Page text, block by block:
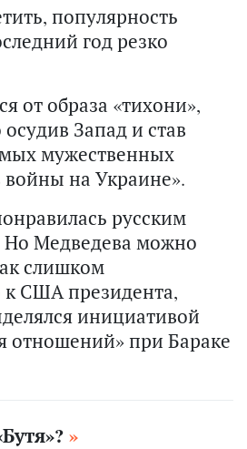
популярность
год резко
от образа «тихони»,
Запад и став
мужественных
на Украине».
русским
Но Медведева можно
слишком
к США президента,
инициативой
отношений» при Бараке